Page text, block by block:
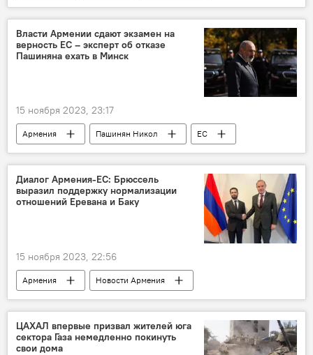
Реджеп Эрдоган
реальность
Власти Армении сдают экзамен на
верность ЕС – эксперт об отказе
Пашиняна ехать в Минск
15 ноября 2023, 23:17
Армения Пашинян Никол
ЕС
Минск
экзамен
Политика
Новости Армения
Диалог Армения-ЕС: Брюссель
выразил поддержку нормализации
отношений Еревана и Баку
15 ноября 2023, 22:56
Армения
Новости Армения
Политика
диалог
ЕС
Ереван
отношения
ЦАХАЛ впервые призвал жителей юга
сектора Газа немедленно покинуть
свои дома